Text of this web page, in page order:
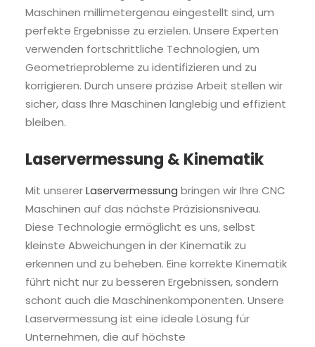
Maschinen millimetergenau eingestellt sind, um
perfekte Ergebnisse zu erzielen. Unsere Experten
verwenden fortschrittliche Technologien, um
Geometrieprobleme zu identifizieren und zu
korrigieren. Durch unsere präzise Arbeit stellen wir
sicher, dass Ihre Maschinen langlebig und effizient
bleiben.
Laservermessung & Kinematik
Mit unsererLaservermessung bringen wir Ihre CNC
Maschinen auf das nächste Präzisionsniveau.
Diese Technologie ermöglicht es uns, selbst
kleinste Abweichungen in der Kinematik zu
erkennen und zu beheben. Eine korrekte Kinematik
führt nicht nur zu besseren Ergebnissen, sondern
schont auch die Maschinenkomponenten. Unsere
Laservermessung ist eine ideale Lösung für
Unternehmen, die auf höchste